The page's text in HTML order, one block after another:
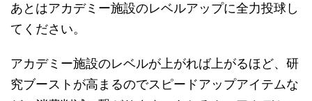
あとはアカデミー施設のレベルアップに全力投球し
てください。
アカデミー施設のレベルが上がれば上がるほど、研
究ブーストが高まるのでスピードアップアイテムな